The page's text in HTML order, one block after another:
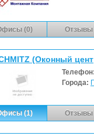
(0) Отзывы
(Оконный
Города:
(1) Отзывы